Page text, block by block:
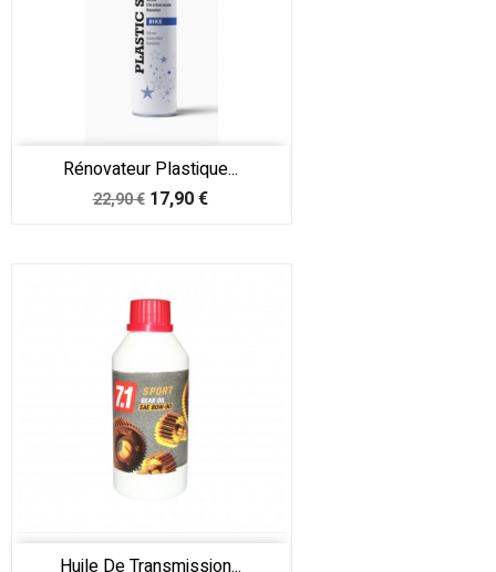
Rénovateur Plastique...
Prix
22,90 € Prix
17,90 €
Huile De Transmission...